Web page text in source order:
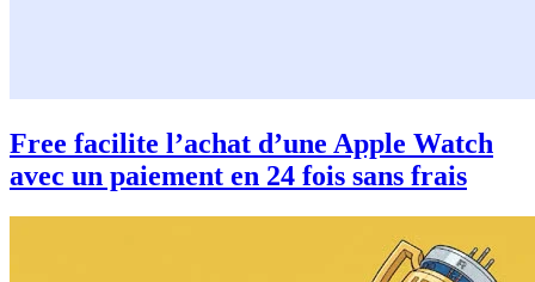
Free facilite l’achat d’une Apple Watch
avec un paiement en 24 fois sans frais